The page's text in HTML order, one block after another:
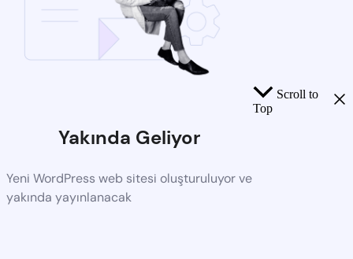
Yakında Geliyor
Yeni WordPress web sitesi oluşturuluyor ve
yakında yayınlanacak
Scroll to
Top